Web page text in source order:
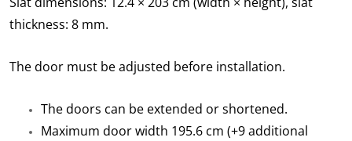
thickness: 8 mm.
The door must be adjusted before installation.
The doors can be extended or shortened.
Maximum door width 195.6 cm (+9 additional